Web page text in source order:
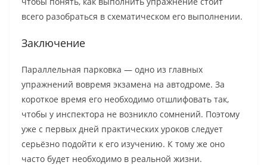
всего разобраться в схематическом его выполнении.
Заключение
Параллельная парковка — одно из главных
упражнений вовремя экзамена на автодроме. За
короткое время его необходимо отшлифовать так,
чтобы у инспектора не возникло сомнений. Поэтому
уже с первых дней практических уроков следует
серьёзно подойти к его изучению. К тому же оно
часто будет необходимо в реальной жизни.